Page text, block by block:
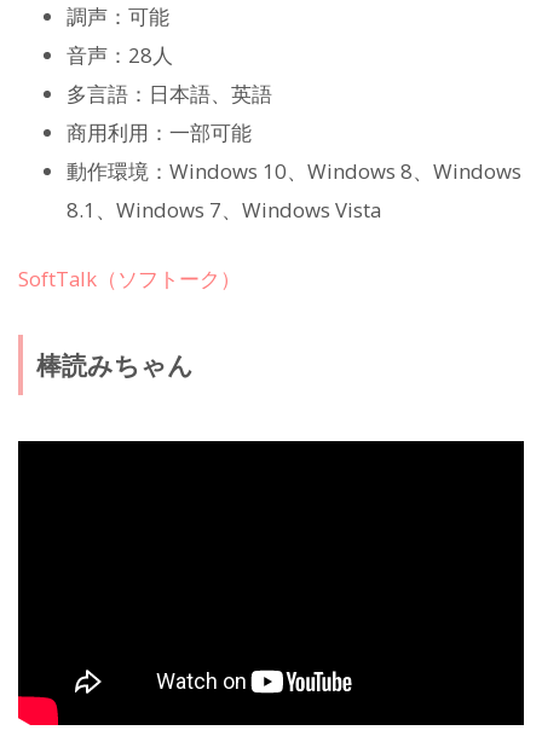
調声：可能
音声：28人
多言語：日本語、英語
商用利用：一部可能
動作環境：Windows 10、Windows 8、Windows
8.1、Windows 7、Windows Vista
SoftTalk（ソフトーク）
棒読みちゃん